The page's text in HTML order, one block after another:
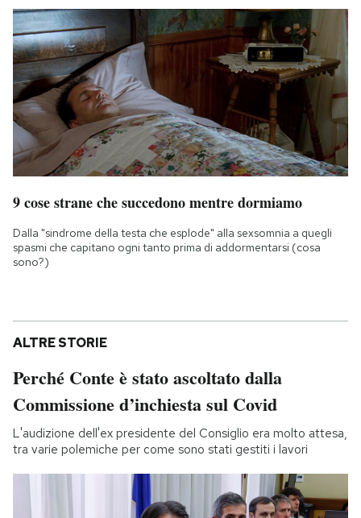
9 cose strane che succedono mentre dormiamo
Dalla "sindrome della testa che esplode" alla sexsomnia a quegli
spasmi che capitano ogni tanto prima di addormentarsi (cosa
sono?)
ALTRE STORIE
Perché Conte è stato ascoltato dalla
Commissione d’inchiesta sul Covid
L'audizione dell'ex presidente del Consiglio era molto attesa,
tra varie polemiche per come sono stati gestiti i lavori